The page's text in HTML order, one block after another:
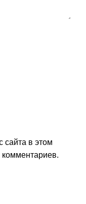
сайта в этом